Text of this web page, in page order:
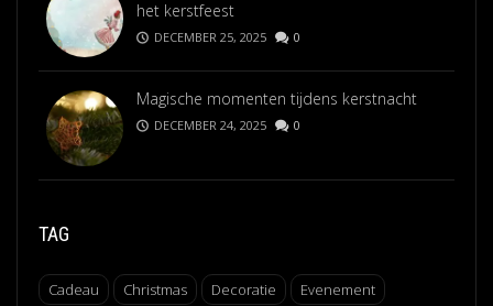
het kerstfeest
DECEMBER 25, 2025 0
Magische momenten tijdens kerstnacht
DECEMBER 24, 2025 0
TAG
Cadeau Christmas Decoratie Evenement